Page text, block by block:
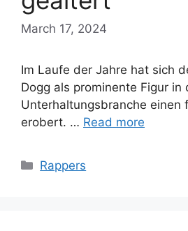
March 17, 2024
Im Laufe der Jahre hat sich
Dogg als prominente Figur in
Unterhaltungsbranche einen
erobert. … Read more
Categories
Rappers